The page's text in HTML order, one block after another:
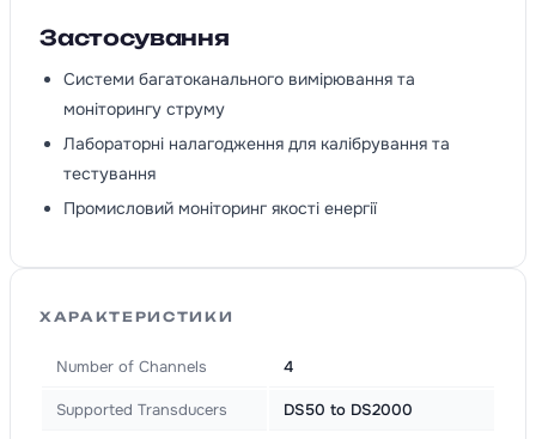
Застосування
Системи багатоканального вимірювання та
моніторингу струму
Лабораторні налагодження для калібрування та
тестування
Промисловий моніторинг якості енергії
ХАРАКТЕРИСТИКИ
Number of Channels 4
Supported Transducers DS50 to DS2000